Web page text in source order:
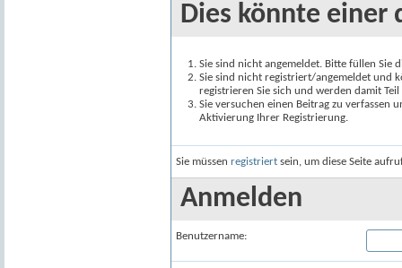
Dies könnte einer
Sie sind nicht angemeldet. Bitte füllen Sie
Sie sind nicht registriert/angemeldet und
registrieren Sie sich und werden damit
Sie versuchen einen Beitrag zu verfassen
Aktivierung Ihrer Registrierung.
Sie müssen registriert sein, um diese Seite
Anmelden
Benutzername: